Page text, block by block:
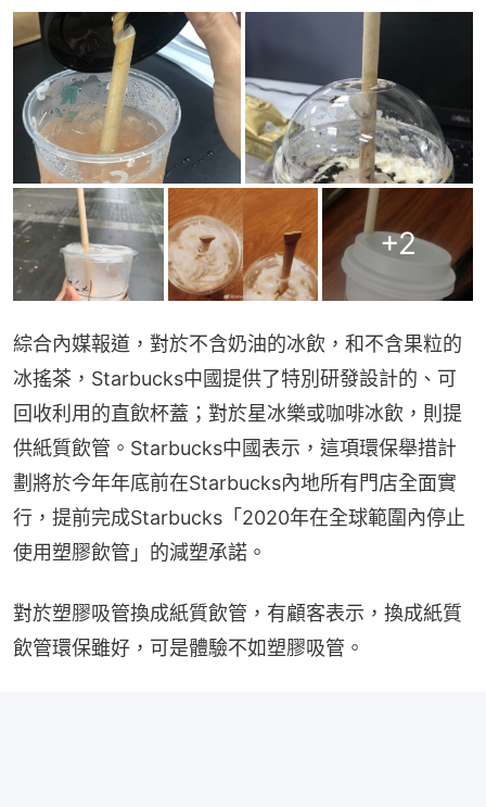
+2
綜合內媒報道，對於不含奶油的冰飲，和不含果粒的
冰搖茶，Starbucks中國提供了特別研發設計的、可
回收利用的直飲杯蓋；對於星冰樂或咖啡冰飲，則提
供紙質飲管。Starbucks中國表示，這項環保舉措計
劃將於今年年底前在Starbucks內地所有門店全面實
行，提前完成Starbucks「2020年在全球範圍內停止
使用塑膠飲管」的減塑承諾。
對於塑膠吸管換成紙質飲管，有顧客表示，換成紙質
飲管環保雖好，可是體驗不如塑膠吸管。